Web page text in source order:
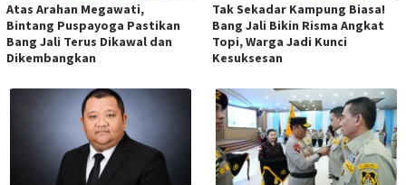
Atas Arahan Megawati,
Bintang Puspayoga Pastikan
Bang Jali Terus Dikawal dan
Dikembangkan
Tak Sekadar Kampung Biasa!
Bang Jali Bikin Risma Angkat
Topi, Warga Jadi Kunci
Kesuksesan